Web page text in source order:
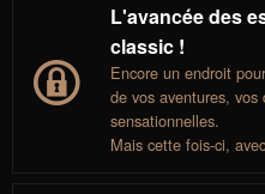
L'avancée des
classic !
Encore un endroit
de vos aventures, vos
sensationnelles.
Mais cette fois-ci,